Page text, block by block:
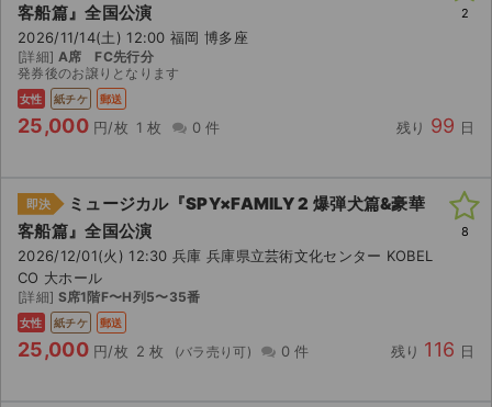
客船篇』全国公演
2026/11/14(土) 12:00 福岡 博多座
[詳細] A席 FC先行分
発券後のお譲りとなります
女性 紙チケ 郵送
25,000 円/枚 1 枚 0 件 残り 99 日
2
即決
ミュージカル『SPY×FAMILY 2 爆弾犬篇&豪華
客船篇』全国公演
2026/12/01(火) 12:30 兵庫 兵庫県立芸術文化センター KOBEL
CO 大ホール
[詳細] S席1階F〜H列5〜35番
女性 紙チケ 郵送
25,000 円/枚 2 枚 0 件 残り 116 日
8